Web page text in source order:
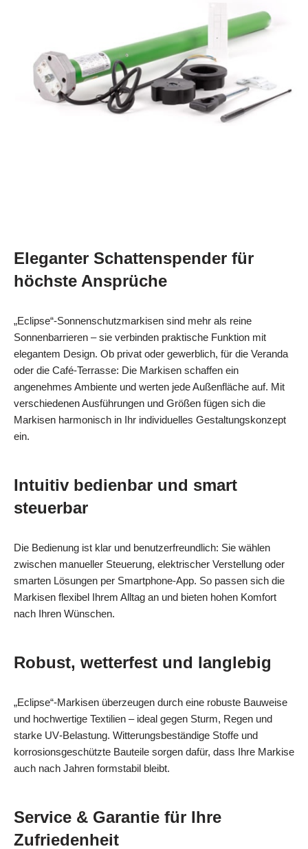
Eleganter Schattenspender für
höchste Ansprüche
„Eclipse“-Sonnenschutzmarkisen sind mehr als reine
Sonnenbarrieren – sie verbinden praktische Funktion mit
elegantem Design. Ob privat oder gewerblich, für die Veranda
oder die Café‑Terrasse: Die Markisen schaffen ein
angenehmes Ambiente und werten jede Außenfläche auf. Mit
verschiedenen Ausführungen und Größen fügen sich die
Markisen harmonisch in Ihr individuelles Gestaltungskonzept
ein.
Intuitiv bedienbar und smart
steuerbar
Die Bedienung ist klar und benutzerfreundlich: Sie wählen
zwischen manueller Steuerung, elektrischer Verstellung oder
smarten Lösungen per Smartphone‑App. So passen sich die
Markisen flexibel Ihrem Alltag an und bieten hohen Komfort
nach Ihren Wünschen.
Robust, wetterfest und langlebig
„Eclipse“-Markisen überzeugen durch eine robuste Bauweise
und hochwertige Textilien – ideal gegen Sturm, Regen und
starke UV‑Belastung. Witterungsbeständige Stoffe und
korrosionsgeschützte Bauteile sorgen dafür, dass Ihre Markise
auch nach Jahren formstabil bleibt.
Service & Garantie für Ihre
Zufriedenheit